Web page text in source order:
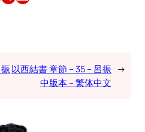
以西結書 章節 – 35 – 呂振
中版本 – 繁体中文
→